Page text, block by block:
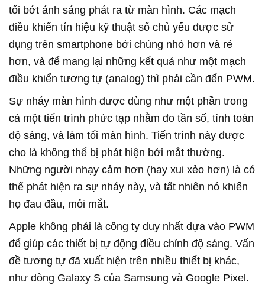
tối bớt ánh sáng phát ra từ màn hình. Các mạch
điều khiển tín hiệu kỹ thuật số chủ yếu được sử
dụng trên smartphone bởi chúng nhỏ hơn và rẻ
hơn, và để mang lại những kết quả như một mạch
điều khiển tương tự (analog) thì phải cần đến PWM.
Sự nháy màn hình được dùng như một phần trong
cả một tiến trình phức tạp nhằm đo tần số, tính toán
độ sáng, và làm tối màn hình. Tiến trình này được
cho là không thể bị phát hiện bởi mắt thường.
Những người nhạy cảm hơn (hay xui xẻo hơn) là có
thể phát hiện ra sự nháy này, và tất nhiên nó khiến
họ đau đầu, mỏi mắt.
Apple không phải là công ty duy nhất dựa vào PWM
để giúp các thiết bị tự động điều chỉnh độ sáng. Vấn
đề tương tự đã xuất hiện trên nhiều thiết bị khác,
như dòng Galaxy S của Samsung và Google Pixel.